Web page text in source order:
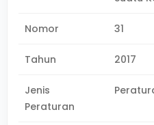
Nomor 31
Tahun 2017
Jenis
Peraturan